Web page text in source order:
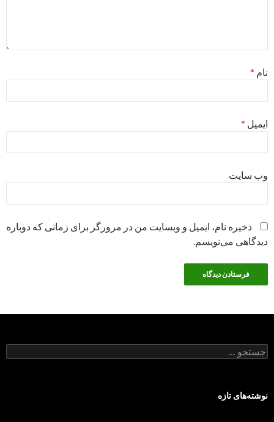
نام *
ایمیل *
وب‌ سایت
ذخیره نام، ایمیل و وبسایت من در مرورگر برای زمانی که دوباره
دیدگاهی می‌نویسم.
جستجو
برای:
نوشته‌های تازه